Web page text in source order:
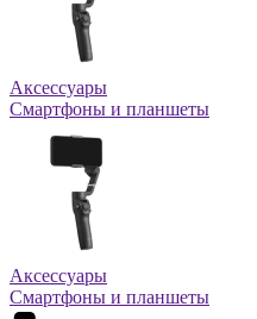
Аксессуары
Смартфоны и планшеты
Аксессуары
Смартфоны и планшеты